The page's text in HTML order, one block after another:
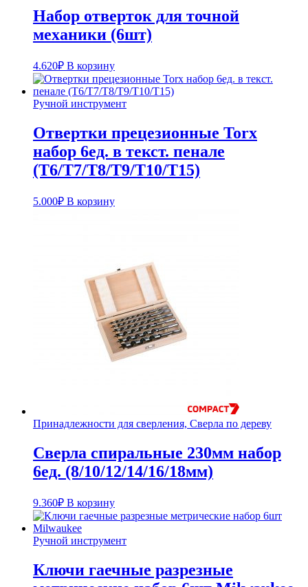
Набор отверток для точной
механики (6шт)
4.620₽ В корзину
Ручной инструмент
Отвертки прецезионные Torx
набор 6ед. в текст. пенале
(T6/T7/T8/T9/T10/T15)
5.000₽ В корзину
Принадлежности для сверления, Сверла по дереву
Сверла спиральные 230мм набор
6ед. (8/10/12/14/16/18мм)
9.360₽ В корзину
Ручной инструмент
Ключи гаечные разрезные